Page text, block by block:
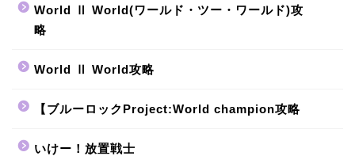
World Ⅱ World(ワールド・ツー・ワールド)攻
略
World Ⅱ World攻略
【ブルーロックProject:World champion攻略
いけー！放置戦士